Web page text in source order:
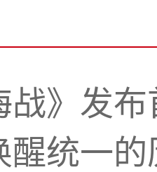
战》发
醒统一的